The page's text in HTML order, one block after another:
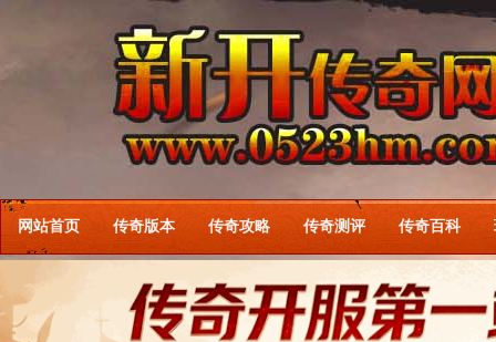
网站首页 传奇版本 传奇攻略 传奇测评 传奇百科